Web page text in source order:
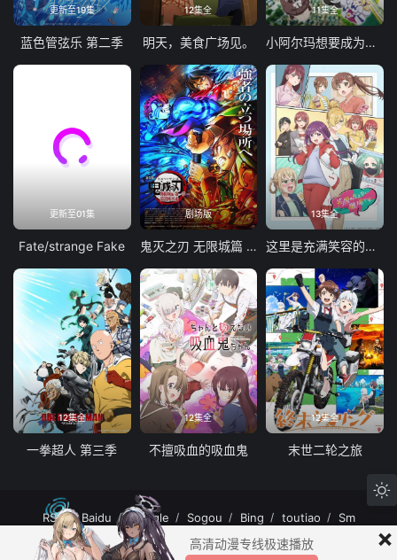
更新至19集
蓝色管弦乐 第二季
12集全
明天，美食广场见。
11集全
小阿尔玛想要成为家人
更新至01集
Fate/strange Fake
剧场版
鬼灭之刃 无限城篇 第一章 猗窝座再袭
13集全
这里是充满笑容的职场。
12集全
一拳超人 第三季
12集全
不擅吸血的吸血鬼
12集全
末世二轮之旅
RSS Baidu Google Sogou Bing toutiao Sm
MuteFun动漫网站-无声乐趣-(゜-゜)つロ 干杯~MuteFun动漫网站所有内容均来
自互联网分享站点所提供的公开引用资源，未提供资源上传、存储服务。
×
高清动漫专线极速播放